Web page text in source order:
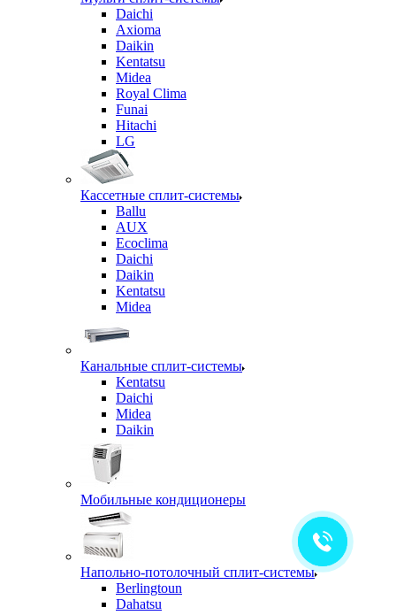
Daichi
Axioma
Daikin
Kentatsu
Midea
Royal Clima
Funai
Hitachi
LG
Кассетные сплит-системы
Ballu
AUX
Ecoclima
Daichi
Daikin
Kentatsu
Midea
Канальные сплит-системы
Kentatsu
Daichi
Midea
Daikin
Мобильные кондиционеры
Напольно-потолочный сплит-системы
Berlingtoun
Dahatsu